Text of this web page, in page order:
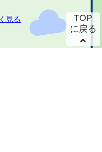
見る
TOP
に戻る